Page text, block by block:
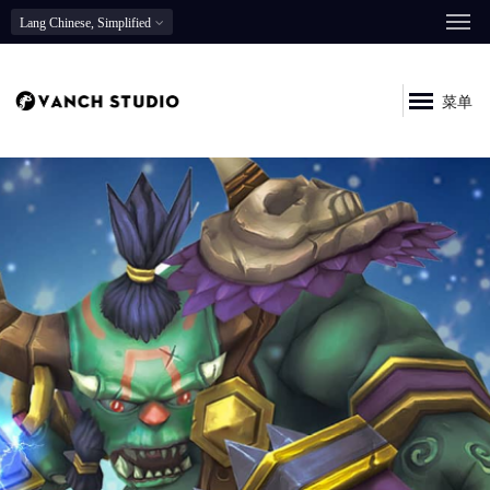
Lang Chinese, Simplified
菜单